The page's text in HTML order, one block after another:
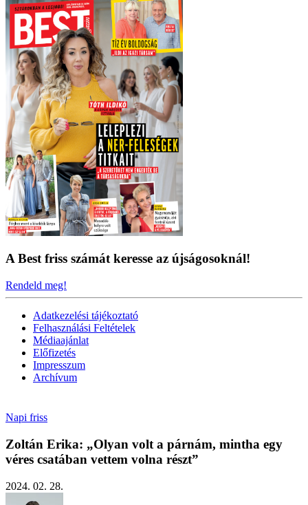
A Best friss számát keresse az újságosoknál!
Rendeld meg!
Adatkezelési tájékoztató
Felhasználási Feltételek
Médiaajánlat
Előfizetés
Impresszum
Archívum
Napi friss
Zoltán Erika: „Olyan volt a párnám, mintha egy
véres csatában vettem volna részt”
2024. 02. 28.